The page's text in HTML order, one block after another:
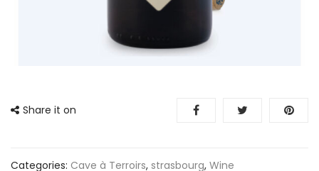
Share it on
Categories: Cave à Terroirs, strasbourg, Wine